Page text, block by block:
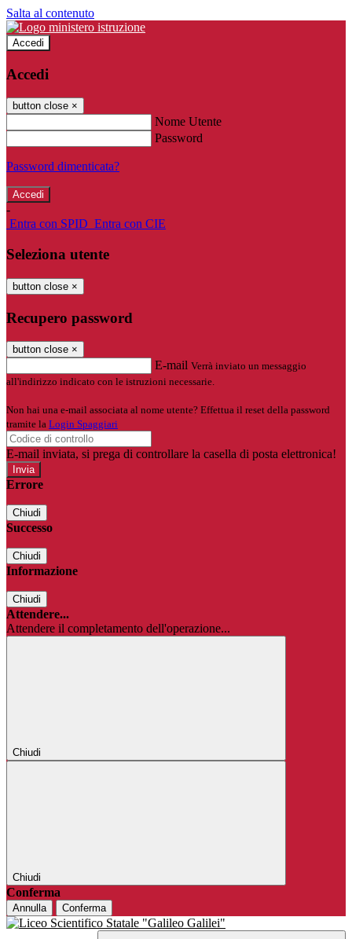
Salta al contenuto
Accedi
Accedi
button close ×
Nome Utente
Password
Password dimenticata?
-
Entra con SPID Entra con CIE
Seleziona utente
button close ×
Recupero password
button close ×
E-mail Verrà inviato un messaggio
all'indirizzo indicato con le istruzioni necessarie.
Non hai una e-mail associata al nome utente? Effettua il reset della password
tramite la Login Spaggiari
E-mail inviata, si prega di controllare la casella di posta elettronica!
Errore
Chiudi
Successo
Chiudi
Informazione
Chiudi
Attendere...
Attendere il completamento dell'operazione...
Chiudi
Chiudi
Conferma
Annulla Conferma